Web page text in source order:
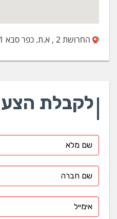
החרושת 2 , א.ת. כפר סבא 44641
לקבלת